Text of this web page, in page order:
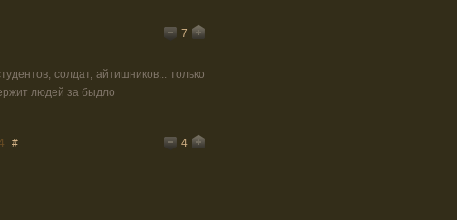
7
солдат, айтишников... только
людей за быдло
#
4